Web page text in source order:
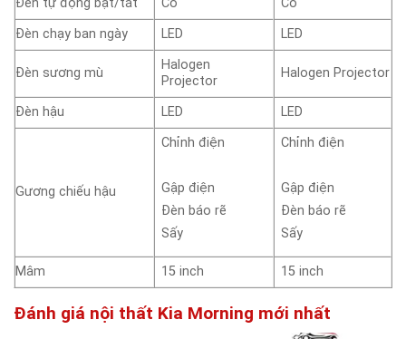
Đèn chạy ban ngày
LED LED
Đèn sương mù
Halogen
Projector
Halogen Projector
Đèn hậu LED LED
Gương chiếu hậu
Chỉnh điện
Gập điện
Đèn báo rẽ
Sấy
Chỉnh điện
Gập điện
Đèn báo rẽ
Sấy
Mâm 15 inch 15 inch
Đánh giá nội thất Kia Morning mới nhất